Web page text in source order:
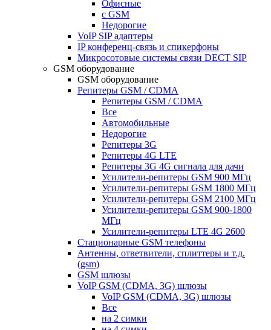
Офисные
с GSM
Недорогие
VoIP SIP адаптеры
IP конференц-связь и спикерфоны
Микросотовые системы связи DECT SIP
GSM оборудование
GSM оборудование
Репитеры GSM / CDMA
Репитеры GSM / CDMA
Все
Автомобильные
Недорогие
Репитеры 3G
Репитеры 4G LTE
Репитеры 3G 4G сигнала для дачи
Усилители-репитеры GSM 900 МГц
Усилители-репитеры GSM 1800 МГц
Усилители-репитеры GSM 2100 МГц
Усилители-репитеры GSM 900-1800
МГц
Усилители-репитеры LTE 4G 2600
Стационарные GSM телефоны
Антенны, ответвители, сплиттеры и т.д.
(gsm)
GSM шлюзы
VoIP GSM (CDMA, 3G) шлюзы
VoIP GSM (CDMA, 3G) шлюзы
Все
на 2 симки